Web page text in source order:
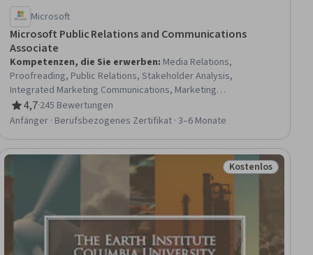
Microsoft
Microsoft Public Relations and Communications
Associate
Kompetenzen, die Sie erwerben: Media Relations,
Proofreading, Public Relations, Stakeholder Analysis,
Integrated Marketing Communications, Marketing
Communications, Strategic Communication, Public Affairs,
Content Management, Performance Reporting, Storytelling,
Content Strategy, Report Writing, Business Reporting, Content
Scheduling, Marketing Effectiveness, Media Strategy,
Generative AI
4,7
Bewertung, 4,7 von 5 Sternen
·245 Bewertungen
Anfänger · Berufsbezogenes Zertifikat · 3–6 Monate
Status:
Kostenlos